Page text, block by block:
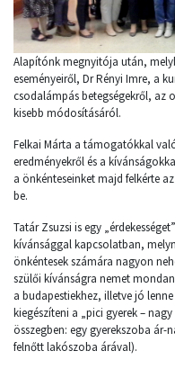
Alapítónk megnyitója után,
eseményeiről, Dr Rényi Imre, a
csodalámpás betegségekről, az
kisebb módosításáról.
Felkai Márta a támogatókkal
eredményekről és a
a önkénteseinket majd felkérte
be.
Tatár Zsuzsi is egy
kívánsággal kapcsolatban,
önkéntesek számára nagyon
szülői kívánságra nemet
a budapestiekhez, illetve jó
kiegészíteni a „pici gyerek –
összegben: egy gyerekszoba ár-
felnőtt lakószoba árával).